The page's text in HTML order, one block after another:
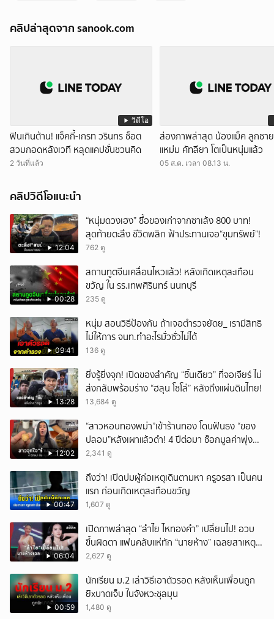
คลิปล่าสุดจาก sanook.com
วิดีโอ
ฟินเกินต้าน! แจ็คกี้-เกรท วรินทร ช็อต
สวมกอดหลังเวที หลุดแคปชั่นชวนคิด
2 วันที่แล้ว
ส่องภาพล่าสุด น้องแม็ค ลูกชา
แหม่ม คัทลียา โตเป็นหนุ่มแล้ว
05 ส.ค. เวลา 08.13 น.
คลิปวิดีโอแนะนำ
12:04
“หนุ่มดวงเฮง” ซื้อของเก่าจากซาเล้ง 800 บาท!
สุดท้ายตะลึง ชีวิตพลิก ฟ้าประทานเจอ“ขุมทรัพย์”!
762 ดู
00:28
สถานทูตจีนเคลื่อนไหวแล้ว! หลังเกิดเหตุสะเทือน
ขวัญ ใน รร.เทพศิรินทร์ นนทบุรี
235 ดู
09:41
หนุ่ม สอนวิธีป้องกัน ถ้าเจอตำรวจยัดย_ เรามีสิทธิ
ไม่ให้การ จนท.ทำอะไรมั่วซั่วไม่ได้
136 ดู
13:28
ยิ่งรู้ยิ่งจุก! เปิดของสำคัญ “ชิ้นเดียว” ที่จอเจียร์ ไม่
ส่งกลับพร้อมร่าง “ฮลุน โซโล่” หลังถึงแผ่นดินไทย!
13,684 ดู
12:02
“สาวหอบทองพม่า”เข้าร้านทอง โดนฟันธง “ของ
ปลอม”หลังเผาแล้วดำ! 4 ปีต่อมา ช็อกมูลค่าพุ่ง
มหาศาล!
2,341 ดู
00:47
ถึงว่า! เปิดปมผู้ก่อเหตุเดินตามหา ครูอรสา เป็นคน
แรก ก่อนเกิดเหตุสะเทือนขวัญ
1,607 ดู
06:04
เปิดภาพล่าสุด “ลำไย ไหทองคำ” เปลี่ยนไป! อวบ
ขึ้นผิดตา แฟนคลับแห่ทัก “นายห้าง” เฉลยสาเหตุ
ชัด!
2,627 ดู
00:59
นักเรียน ม.2 เล่าวิธีเอาตัวรอด หลังเห็นเพื่อนถูก
ยิxบาดเจ็บ ในจังหวะชุลมุน
1,480 ดู